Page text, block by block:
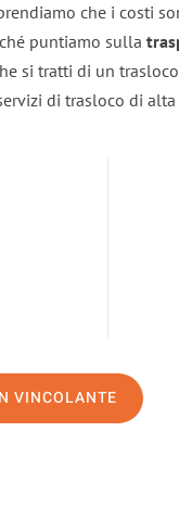
che i costi
puntiamo sulla
si tratti di un
di trasloco di
VINCOLANTE